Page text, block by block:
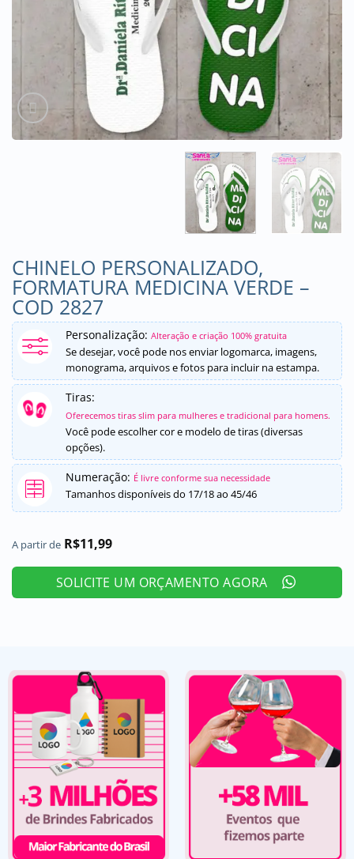
CHINELO PERSONALIZADO,
FORMATURA MEDICINA VERDE –
COD 2827
Personalização: Alteração e criação 100% gratuita
Se desejar, você pode nos enviar logomarca, imagens,
monograma, arquivos e fotos para incluir na estampa.
Tiras:
Oferecemos tiras slim para mulheres e tradicional para homens.
Você pode escolher cor e modelo de tiras (diversas
opções).
Numeração: É livre conforme sua necessidade
Tamanhos disponíveis do 17/18 ao 45/46
A partir de R$11,99
SOLICITE UM ORÇAMENTO AGORA